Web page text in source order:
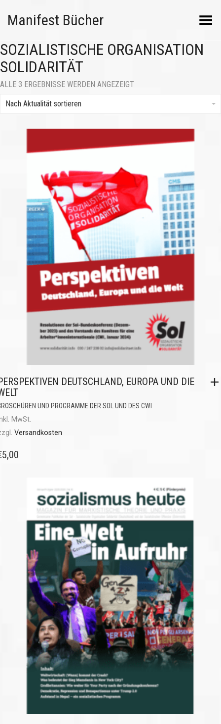
Manifest Bücher Menü umschalten
SOZIALISTISCHE ORGANISATION
SOLIDARITÄT
ALLE 3 ERGEBNISSE WERDEN ANGEZEIGT
Nach Aktualität sortieren
DEUTSCHLAND, EUROPA UND DIE
UND PROGRAMME DER SOL UND DES CWI
MwSt.
Versandkosten
5,00